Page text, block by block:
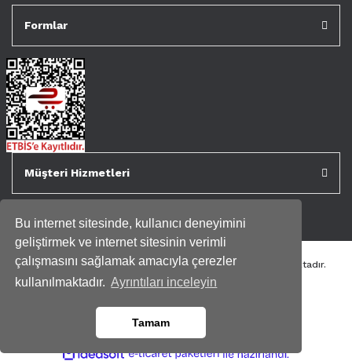
Bu internet sitesinde, kullanıcı deneyimini
geliştirmek ve internet sitesinin verimli
çalışmasını sağlamak amacıyla çerezler
kullanılmaktadır. Ayrıntıları inceleyin
Tamam
Formlar
Müşteri Hizmetleri
Tüm kredi kartı bilgileriniz 256bit SSL Sertifikası ile korunmaktadır.
Genispencere.com Tüm Hakları Saklıdır.
ideasoft e- ile